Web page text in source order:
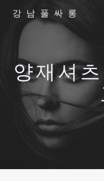
강남풀싸롱
양재셔